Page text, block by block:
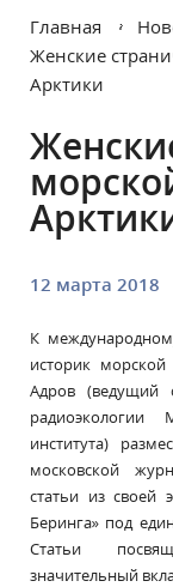
Главная
Женские
Арктики
12 марта 2018
К
историк
Адров (ведущий
радиоэкологии
института)
московской
статьи из своей
Беринга» под
Статьи
значительный